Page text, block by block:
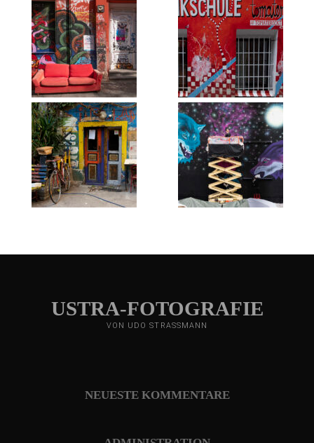
USTRA-FOTOGRAFIE
VON UDO STRASSMANN
NEUESTE KOMMENTARE